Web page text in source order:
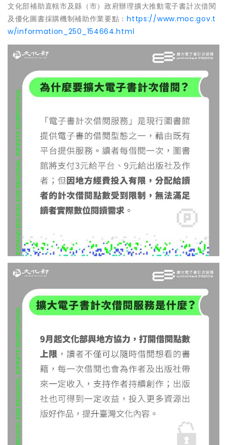
文化部補助直轄市及縣（市）政府辦理擴大推動電子書計次借閱
及優化圖書採購機制補助作業要點：https://www.moc.gov.t
w/information_250_154664.html